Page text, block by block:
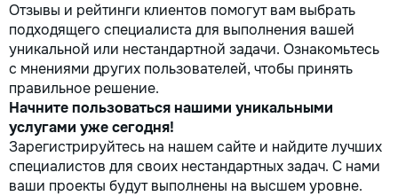
Отзывы и рейтинги клиентов помогут вам выбрать
подходящего специалиста для выполнения вашей
уникальной или нестандартной задачи. Ознакомьтесь
с мнениями других пользователей, чтобы принять
правильное решение.
Начните пользоваться нашими уникальными
услугами уже сегодня!
Зарегистрируйтесь на нашем сайте и найдите лучших
специалистов для своих нестандартных задач. С нами
ваши проекты будут выполнены на высшем уровне.